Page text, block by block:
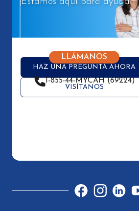
HAZ UNA PREGUNTA AHORA
VISÍTANOS
LLÁMANOS
1-855-44-MYCAH (69224)
FacebookInstagramLinkedIn